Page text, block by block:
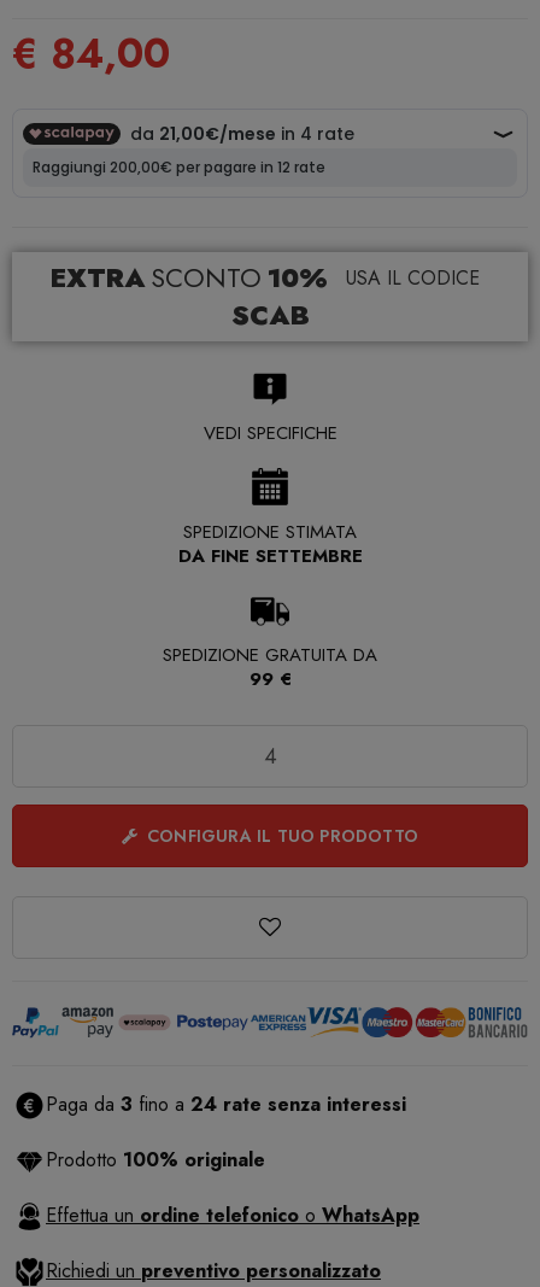
€ 84,00
EXTRA SCONTO 10% USA IL CODICE
SCAB
VEDI SPECIFICHE
SPEDIZIONE STIMATA
DA FINE SETTEMBRE
SPEDIZIONE GRATUITA DA
99 €
CONFIGURA IL TUO PRODOTTO
Paga da 3 fino a 24 rate senza interessi
Prodotto 100% originale
Effettua un ordine telefonico o WhatsApp
Richiedi un preventivo personalizzato